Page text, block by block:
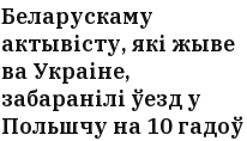
Беларускаму
актывісту, які жыве
ва Украіне,
забаранілі ўезд у
Польшчу на 10 гадоў